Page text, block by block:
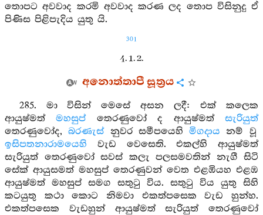
තොපට අවවාද කරමි අවවාද කරණ ලද තොප විසිනුදු ඒ
පිණිස පිළිපැදිය යුතු යි.
301
4. 1. 2.
අනොත්තාපී සූත්‍රය
285. මා විසින් මෙසේ අසන ලදී: එක් කලෙක
ආයුෂ්මත්මහසුප්තෙරණුවෝ ද ආයුෂ්මත්සැරියුත්
තෙරණුවෝද,බරණැස්නුවර සමීපයෙහිමිගදාය නම් වූ
ඉසිපතනාරාමයෙහි වැඩ වෙසෙති. එකල්හි ආයුෂ්මත්
සැරියුත් තෙරණුවෝ සවස් කලැ පලසමවතින් නැගී සිටි
සේක් ආයුසමත් මහසුප් තෙරණුවන් වෙත එළඹියහ එළඹ
ආයුෂ්මත් මහසුප් සමග සතුටු විය. සතුටු විය යුතු සිහි
කටයුතු කථා කොට නිමවා එකත්පසෙක වැඩ හුන්හ.
එකත්පසෙක වැඩහුන් ආයුෂ්මත් සැරියුත් තෙරණුවෝ